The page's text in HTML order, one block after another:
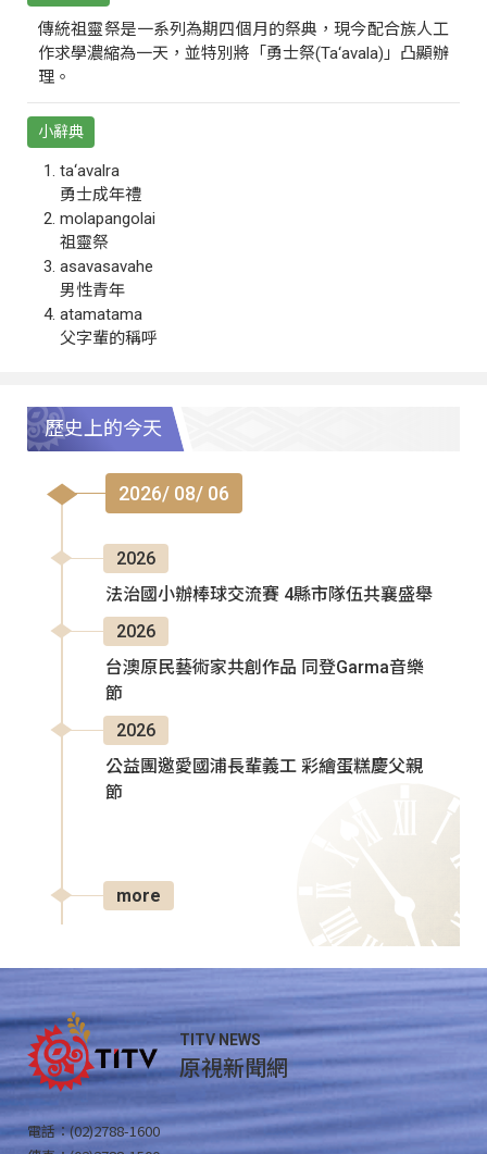
傳統祖靈祭是一系列為期四個月的祭典，現今配合族人工
作求學濃縮為一天，並特別將「勇士祭(Ta‘avala)」凸顯辦
理。
小辭典
ta‘avalra
勇士成年禮
molapangolai
祖靈祭
asavasavahe
男性青年
atamatama
父字輩的稱呼
歷史上的今天
2026/ 08/ 06
2026
法治國小辦棒球交流賽 4縣市隊伍共襄盛舉
2026
台澳原民藝術家共創作品 同登Garma音樂
節
2026
公益團邀愛國浦長輩義工 彩繪蛋糕慶父親
節
more
TITV NEWS
原視新聞網
電話：(02)2788-1600